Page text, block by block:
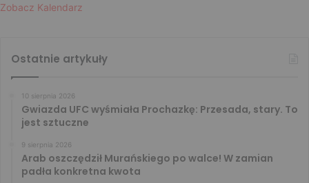
Zobacz Kalendarz
Ostatnie artykuły
10 sierpnia 2026
Gwiazda UFC wyśmiała Prochazkę: Przesada, stary. To
jest sztuczne
9 sierpnia 2026
Arab oszczędził Murańskiego po walce! W zamian
padła konkretna kwota